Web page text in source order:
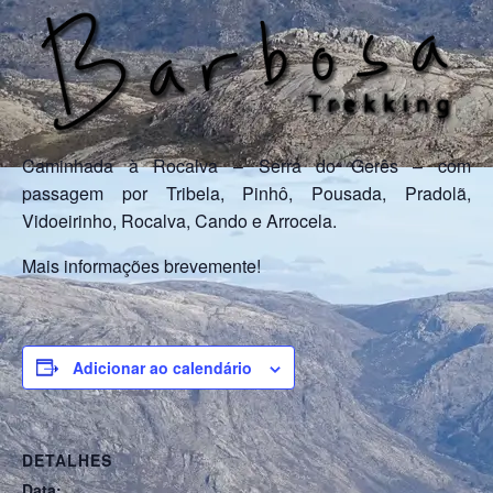
Caminhada à Rocalva – Serra do Gerês – com
passagem por Tribela, Pinhô, Pousada, Pradolã,
Vidoeirinho, Rocalva, Cando e Arrocela.
Mais informações brevemente!
Adicionar ao calendário
DETALHES